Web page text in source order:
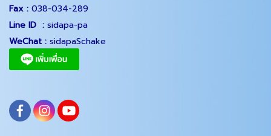
Fax : 038-034-289
Line ID : sidapa-pa
WeChat : sidapaSchake